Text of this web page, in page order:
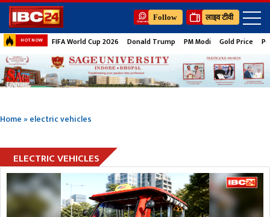
Follow लाइव टीवी
HOT NOW FIFA World Cup 2026 Donald Trump PM Modi Gold Price
Home»electric vehicles
ELECTRIC VEHICLES